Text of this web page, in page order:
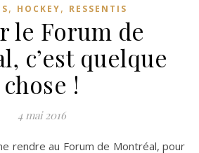
, HOCKEY, RESSENTIS
le Forum de
c’est quelque
chose !
4 mai 2016